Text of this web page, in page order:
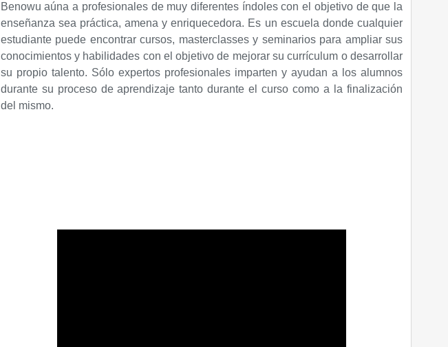
Benowu aúna a profesionales de muy diferentes índoles con el objetivo de que la
enseñanza sea práctica, amena y enriquecedora. Es un escuela donde cualquier
estudiante puede encontrar cursos, masterclasses y seminarios para ampliar sus
conocimientos y habilidades con el objetivo de mejorar su currículum o desarrollar
su propio talento. Sólo expertos profesionales imparten y ayudan a los alumnos
durante su proceso de aprendizaje tanto durante el curso como a la finalización
del mismo.